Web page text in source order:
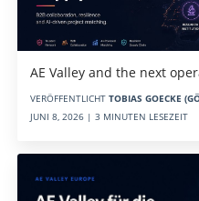
AE Valley and the next
VERÖFFENTLICHT TOBIAS GOECKE
JUNI 8, 2026 | 3 MINUTEN LESEZEIT